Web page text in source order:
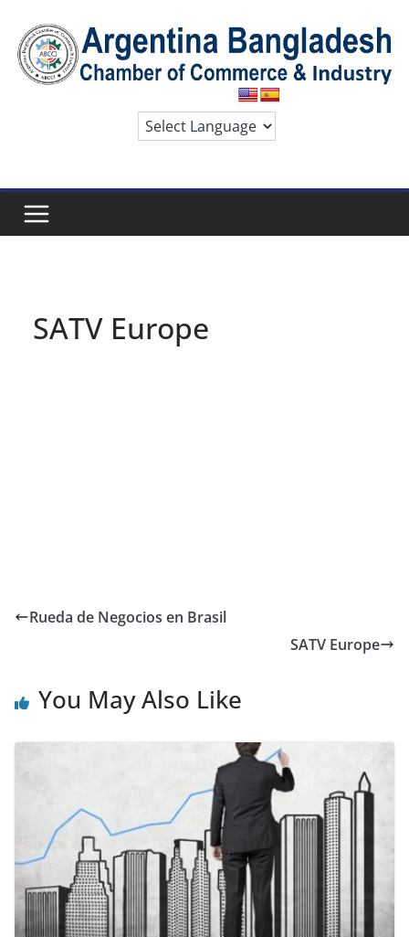
content
SATV Europe
Rueda de Negocios en Brasil
SATV Europe
You May Also Like